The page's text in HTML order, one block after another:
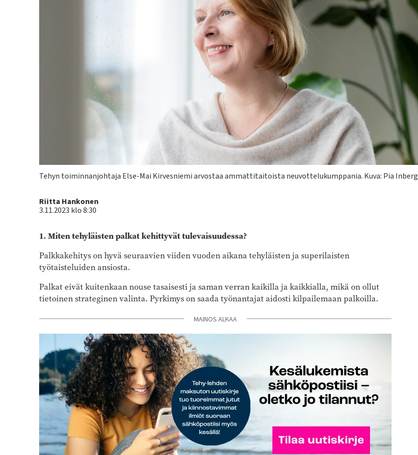
Kuvateksti
Tehyn toiminnanjohtaja Else-Mai Kirvesniemi arvostaa ammattitaitoista neuvottelukumppania. Kuva: Pia Inberg
Kirjoittaja
Riitta Hankonen
3.11.2023 klo 8:30
1. Miten tehyläisten palkat kehittyvät tulevaisuudessa?
Palkkakehitys on hyvä seuraavien viiden vuoden aikana tehyläisten ja superilaisten
työtaisteluiden ansiosta.
Palkat eivät kuitenkaan nouse tasaisesti ja saman verran kaikilla ja kaikkialla, mikä on ollut
tietoinen strateginen valinta. Pyrkimys on saada työnantajat aidosti kilpailemaan palkoilla.
MAINOS ALKAA